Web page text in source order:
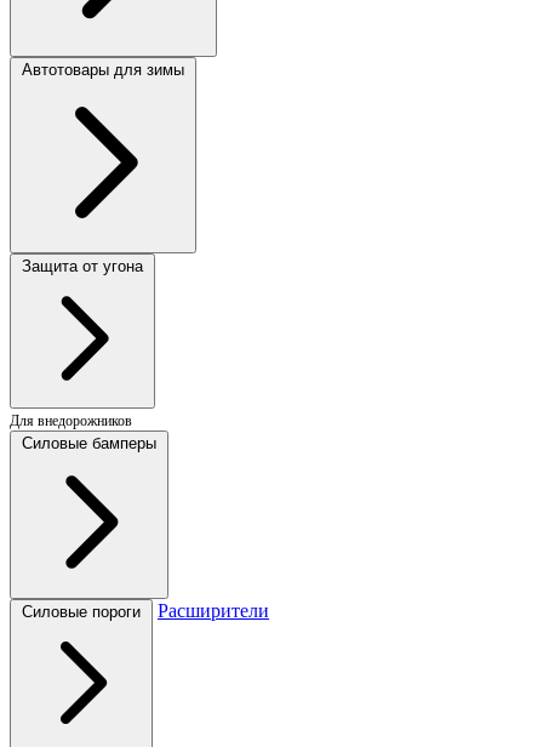
Автотовары для зимы
Защита от угона
Для внедорожников
Силовые бамперы
Силовые пороги Расширители